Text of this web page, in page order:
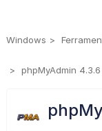
Windows
phpMyAdmin 4.3.6